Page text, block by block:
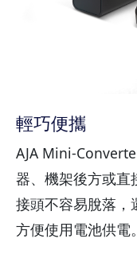
輕巧便攜
AJA Mini-
器、機架後方或直
接頭不容易脫落，
方便使用電池供電。